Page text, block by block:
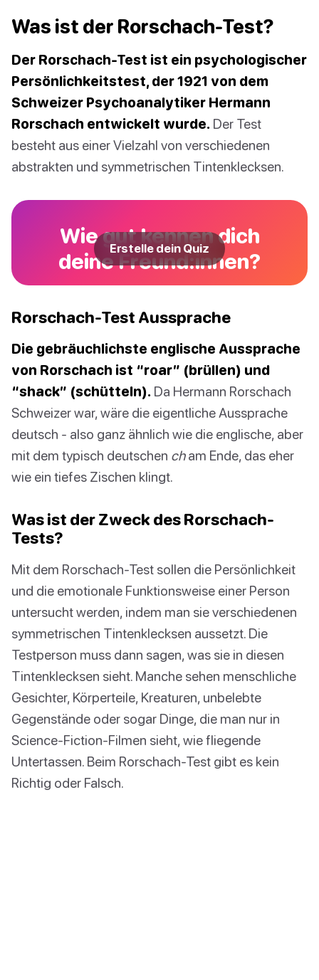
Was ist der Rorschach-Test?
Der Rorschach-Test ist ein psychologischer
Persönlichkeitstest, der 1921 von dem
Schweizer Psychoanalytiker Hermann
Rorschach entwickelt wurde. Der Test
besteht aus einer Vielzahl von verschiedenen
abstrakten und symmetrischen Tintenklecksen.
Wie gut kennen dich
deine Freund:innen?
Erstelle dein Quiz
Rorschach-Test Aussprache
Die gebräuchlichste englische Aussprache
von Rorschach ist “roar” (brüllen) und
“shack” (schütteln). Da Hermann Rorschach
Schweizer war, wäre die eigentliche Aussprache
deutsch - also ganz ähnlich wie die englische, aber
mit dem typisch deutschen cham Ende, das eher
wie ein tiefes Zischen klingt.
Was ist der Zweck des Rorschach-
Tests?
Mit dem Rorschach-Test sollen die Persönlichkeit
und die emotionale Funktionsweise einer Person
untersucht werden, indem man sie verschiedenen
symmetrischen Tintenklecksen aussetzt. Die
Testperson muss dann sagen, was sie in diesen
Tintenklecksen sieht. Manche sehen menschliche
Gesichter, Körperteile, Kreaturen, unbelebte
Gegenstände oder sogar Dinge, die man nur in
Science-Fiction-Filmen sieht, wie fliegende
Untertassen. Beim Rorschach-Test gibt es kein
Richtig oder Falsch.